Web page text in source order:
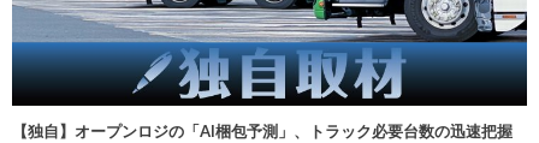
【独自】オープンロジの「AI梱包予測」、トラック必要台数の迅速把握